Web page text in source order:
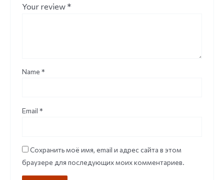
Your review *
Name *
Email *
Сохранить моё имя, email и адрес сайта в этом
браузере для последующих моих комментариев.